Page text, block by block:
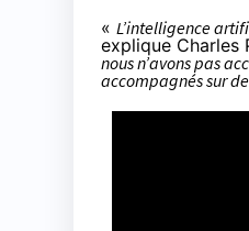
« L’intelligence
explique Charles
nous n’avons pas
accompagnés sur